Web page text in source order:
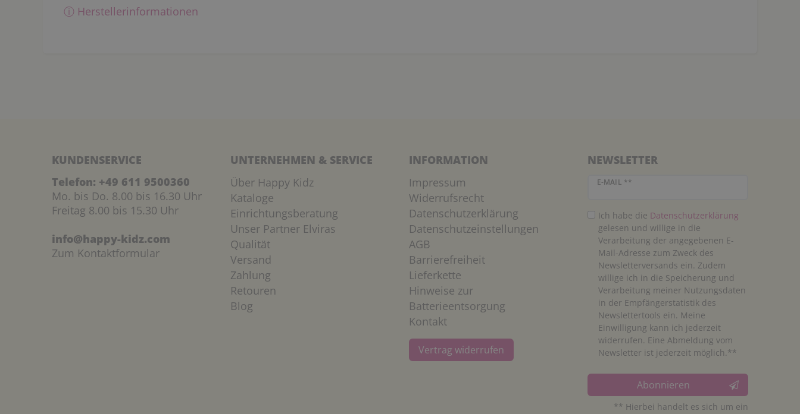
ⓘ Herstellerinformationen
KUNDENSERVICE
Telefon: +49 611 9500360
Mo. bis Do. 8.00 bis 16.30 Uhr
Freitag 8.00 bis 15.30 Uhr
info@happy-kidz.com
Zum Kontaktformular
UNTERNEHMEN & SERVICE
Über Happy Kidz
Kataloge
Einrichtungsberatung
Unser Partner Elviras
Qualität
Versand
Zahlung
Retouren
Blog
INFORMATION
Impressum
Widerrufsrecht
Datenschutzerklärung
Datenschutzeinstellungen
AGB
Barrierefreiheit
Lieferkette
Hinweise zur
Batterieentsorgung
Kontakt
Vertrag widerrufen
NEWSLETTER
E-MAIL **
Newsletter Honig
Ich habe die Daten­schutz­erklärung
gelesen und willige in die
Verarbeitung der angegebenen E-
Mail-Adresse zum Zweck des
Newsletterversands ein. Zudem
willige ich in die Speicherung und
Verarbeitung meiner Nutzungsdaten
in der Empfängerstatistik des
Newslettertools ein. Meine
Einwilligung kann ich jederzeit
widerrufen. Eine Abmeldung vom
Newsletter ist jederzeit möglich.**
Abonnieren
** Hierbei handelt es sich um ein